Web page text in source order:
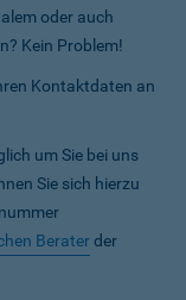
oder auch
Kein Problem!
Kontaktdaten an
um Sie bei uns
Sie sich hierzu
Beraterder